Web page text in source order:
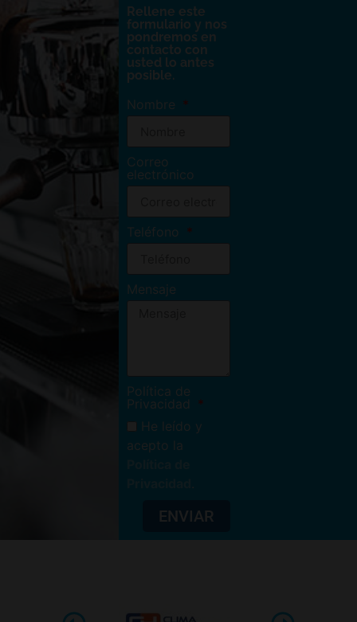
Rellene este
formulario y nos
pondremos en
contacto con
usted lo antes
posible.
Nombre
Correo
electrónico
Teléfono
Mensaje
Política de
Privacidad
He leído y
acepto la
.
ENVIAR